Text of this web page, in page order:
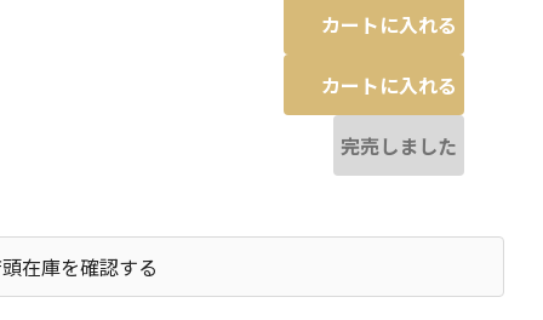
カートに入れる
カートに入れる
完売しました
在庫を確認する